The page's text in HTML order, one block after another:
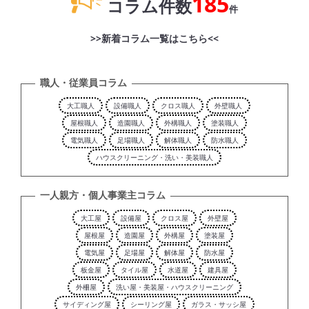
コラム件数 件
>>新着コラム一覧はこちら<<
職人・従業員コラム
大工職人 設備職人 クロス職人
外壁職人
屋根職人
造園職人 外構職人
塗装職人
電気職人
足場職人 解体職人
防水職人
ハウスクリーニング・洗い・美装職人
一人親方・個人事業主コラム
大工屋 設備屋 クロス屋
外壁屋
屋根屋
造園屋 外構屋
塗装屋
電気屋
足場屋 解体屋
防水屋
板金屋
タイル屋 水道屋
建具屋
外柵屋
洗い屋・美装屋・ハウスクリーニング
サイディング屋
シーリング屋 ガラス・サッシ屋